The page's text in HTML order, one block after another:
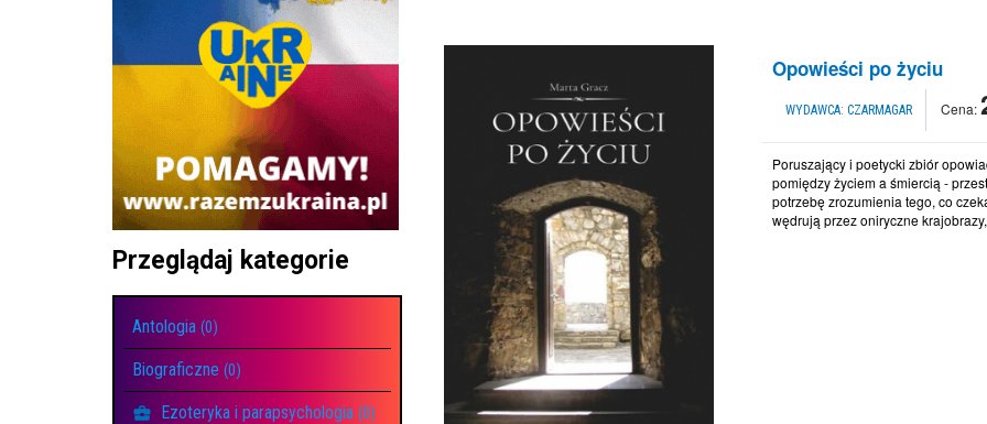
Przeglądaj kategorie
Antologia (0)
Biograficzne (0)
Ezoteryka i parapsychologia (0)
Opowieści po życiu
WYDAWCA: CZARMAGAR Cena:
Poruszający i poetycki zbiór
pomiędzy życiem a śmiercią -
potrzebę zrozumienia tego, co
wędrują przez oniryczne